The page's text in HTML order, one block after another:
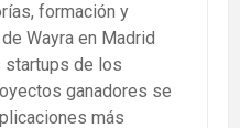
formación y
Wayra en Madrid
startups de los
ganadores se
más